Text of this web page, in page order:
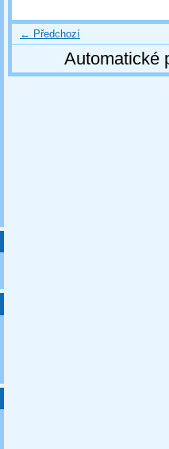
← Předchozí
Automatické